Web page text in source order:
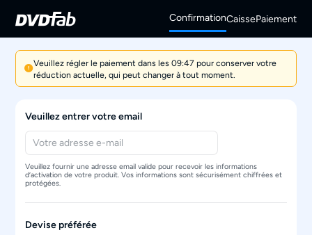
ConfirmationCaissePaiement
Veuillez régler le paiement dans les 09:47 pour conserver votre
réduction actuelle, qui peut changer à tout moment.
Veuillez entrer votre email
Veuillez fournir une adresse email valide pour recevoir les informations
d’activation de votre produit. Vos informations sont sécurisément chiffrées et
protégées.
Devise préférée